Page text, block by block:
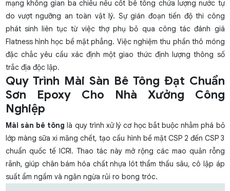
mạng không gian ba chiều nếu cốt bê tông chứa lượng nước tự
do vượt ngưỡng an toàn vật lý. Sự gián đoạn tiến độ thi công
phát sinh liên tục từ việc thợ phụ bỏ qua công tác đánh giá
Flatness hình học bề mặt phẳng. Việc nghiệm thu phần thô móng
đặc chắc yêu cầu xác định một giao thức định lượng thông số
trắc địa độc lập.
Quy Trình Mài Sàn Bê Tông Đạt Chuẩn
Sơn Epoxy Cho Nhà Xưởng Công
Nghiệp
Mài sàn bê tông là quy trình xử lý cơ học bắt buộc nhằm phá bỏ
lớp màng sữa xi măng chết, tạo cấu hình bề mặt CSP 2 đến CSP 3
chuẩn quốc tế ICRI. Thao tác này mở rộng các mao quản rỗng
rãnh, giúp chân bám hóa chất nhựa lót thẩm thấu sâu, cô lập áp
suất ẩm ngầm và ngăn ngừa rủi ro bong tróc.